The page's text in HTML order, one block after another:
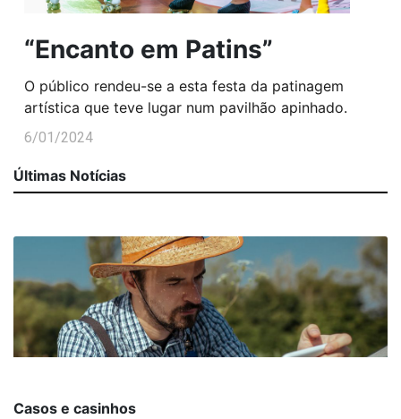
“Encanto em Patins”
O público rendeu-se a esta festa da patinagem
artística que teve lugar num pavilhão apinhado.
6/01/2024
Últimas Notícias
Casos e casinhos